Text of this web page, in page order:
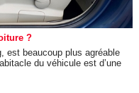
?
est beaucoup plus agréable
du véhicule est d’une